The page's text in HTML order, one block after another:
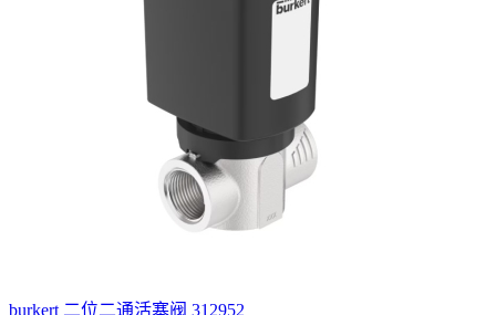
burkert 二位二通活塞阀 312952